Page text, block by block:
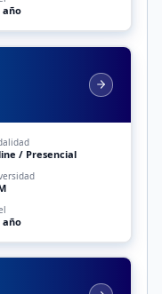
año
/ Presencial
año